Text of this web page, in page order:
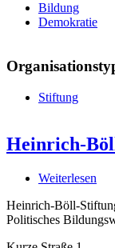
Bildung
Demokratie
Stiftung
Heinrich-
Weiterlesen
Heinrich-Böll-
Politisches